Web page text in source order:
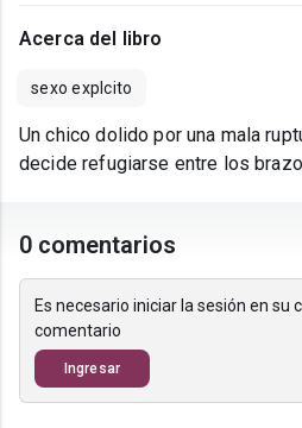
Acerca del libro
sexo explcito
Un chico dolido por una mala
decide refugiarse entre los
0 comentarios
Es necesario iniciar la sesión en su
comentario
Ingresar